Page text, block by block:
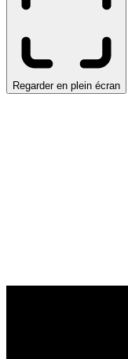
Regarder en plein écran